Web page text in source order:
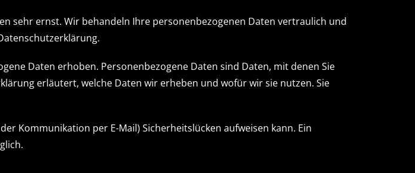
sehr ernst. Wir behandeln Ihre personenbezogenen Daten vertraulich und
Daten erhoben. Personenbezogene Daten sind Daten, mit denen Sie
erläutert, welche Daten wir erheben und wofür wir sie nutzen. Sie
Kommunikation per E-Mail) Sicherheitslücken aufweisen kann. Ein